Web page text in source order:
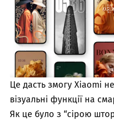
Це дасть змогу Xiaomi
візуальні функції на
Як це було з “сірою